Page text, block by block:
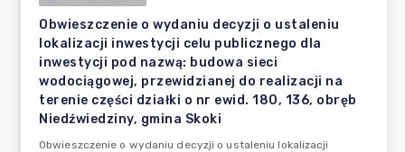
Obwieszczenie o wydaniu decyzji o ustaleniu
lokalizacji inwestycji celu publicznego dla
inwestycji pod nazwą: budowa sieci
wodociągowej, przewidzianej do realizacji na
terenie części działki o nr ewid. 180, 136, obręb
Niedźwiedziny, gmina Skoki
Obwieszczenie o wydaniu decyzji o ustaleniu lokalizacji